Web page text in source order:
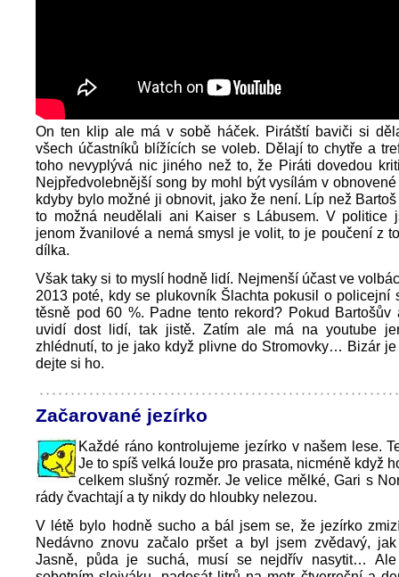
On ten klip ale má v sobě háček. Pirátští baviči si
všech účastníků blížících se voleb. Dělají to chytře a
toho nevyplývá nic jiného než to, že Piráti dovedou
Nejpředvolebnější song by mohl být vysílám v
kdyby bylo možné ji obnovit, jako že není. Líp než
to možná neudělali ani Kaiser s Lábusem. V politice
jenom žvanilové a nemá smysl je volit, to je poučení z
dílka.
Však taky si to myslí hodně lidí. Nejmenší účast ve
2013 poté, kdy se plukovník Šlachta pokusil o policejní
těsně pod 60 %. Padne tento rekord? Pokud Bartošův
uvidí dost lidí, tak jistě. Zatím ale má na youtube
zhlédnutí, to je jako když plivne do Stromovky… Bizár
dejte si ho.
Začarované jezírko
Každé ráno kontrolujeme jezírko v našem lese.
Je to spíš velká louže pro prasata, nicméně když
celkem slušný rozměr. Je velice mělké, Gari s
rády čvachtají a ty nikdy do hloubky nelezou.
V létě bylo hodně sucho a bál jsem se, že jezírko
Nedávno znovu začalo pršet a byl jsem zvědavý,
Jasně, půda je suchá, musí se nejdřív nasytit…